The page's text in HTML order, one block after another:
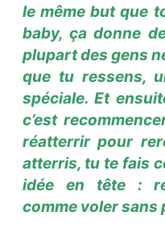
le même but que
baby, ça donne
plupart des gens
que tu ressens,
spéciale. Et
c’est
réatterrir pour
atterris, tu te fais
idée en tête :
comme voler sans